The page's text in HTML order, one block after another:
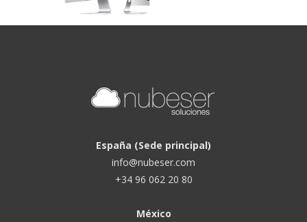
España (Sede principal)
info@nubeser.com
+34 96 062 20 80
México